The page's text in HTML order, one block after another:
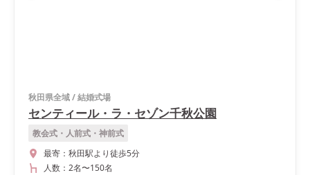
秋田県全域/結婚式場
センティール・ラ・セゾン千秋公園
教会式・人前式・神前式
最寄： 秋田駅より徒歩5分
人数： 2名〜150名